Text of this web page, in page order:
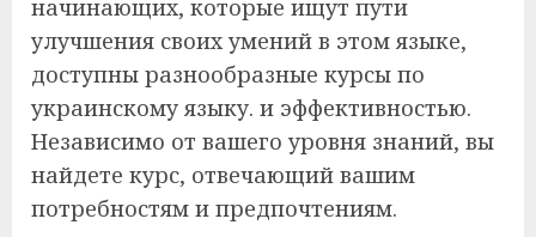
начинающих, которые ищут пути
улучшения своих умений в этом языке,
доступны разнообразные курсы по
украинскому языку. и эффективностью.
Независимо от вашего уровня знаний, вы
найдете курс, отвечающий вашим
потребностям и предпочтениям.